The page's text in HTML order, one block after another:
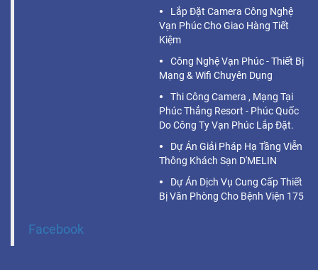
Lắp Đặt Camera Công Nghệ
Vạn Phúc Cho Giao Hàng Tiết
Kiệm
Công Nghệ Vạn Phúc - Thiết Bị
Mạng & Wifi Chuyên Dụng
Thi Công Camera , Mạng Tại
Phúc Thắng Resort - Phúc Quốc
Do Công Ty Vạn Phúc Lắp Đặt.
Dự Án Giải Pháp Hạ Tầng Viễn
Thông Khách Sạn D'MELIN
Dự Án Dịch Vụ Cung Cấp Thiết
Bị Văn Phòng Cho Bệnh Viện 175
Facebook